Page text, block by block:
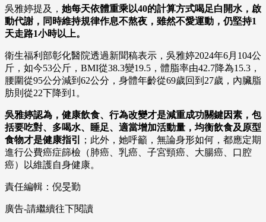
吳雅婷提及， 她每天依體重乘以40的計算方式喝足白開水，啟
動代謝，同時維持規律作息不熬夜，雖然不愛運動，仍堅持1
天走路1小時以上。
衛生福利部彰化醫院透過新聞稿表示，吳雅婷2024年6月104公
斤，如今53公斤，BMI從38.3變19.5，體脂率由42.7降為15.3，
腰圍從95公分減到62公分，身體年齡從69歲回到27歲，內臟脂
肪則從22下降到1。
吳雅婷認為，健康飲食、行為改變才是減重成功關鍵因素，包
括要吃對、多喝水、睡足、適當增加活動量，均衡飲食及原型
食物才是健康指引
；此外，她呼籲，無論身形如何，都應定期
進行公費癌症篩檢（肺癌、乳癌、子宮頸癌、大腸癌、口腔
癌）以維護自身健康。
責任編輯：倪旻勤
廣告-請繼續往下閱讀